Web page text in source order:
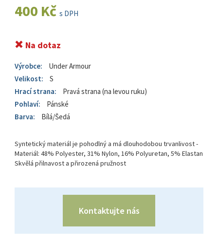
400 Kč s DPH
Na dotaz
Výrobce:
Under Armour
Velikost:
S
Hrací strana:
Pravá strana (na levou ruku)
Pohlaví:
Pánské
Barva:
Bílá/Šedá
Syntetický materiál je pohodlný a má dlouhodobou trvanlivost -
Materiál: 48% Polyester, 31% Nylon, 16% Polyuretan, 5% Elastan
Skvělá přilnavost a přirozená pružnost
Kontaktujte nás